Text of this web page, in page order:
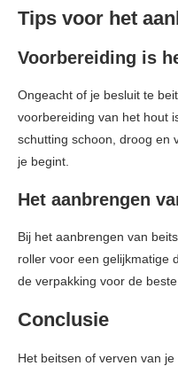
Tips voor het
Voorbereiding is
Ongeacht of je besluit te
voorbereiding van het hout
schutting schoon, droog en
je begint.
Het aanbrengen
Bij het aanbrengen van
roller voor een gelijkmatige
de verpakking voor de beste
Conclusie
Het beitsen of verven van